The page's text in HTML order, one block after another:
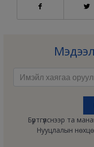
Бүртгүүлснээр та
Нууцлалын